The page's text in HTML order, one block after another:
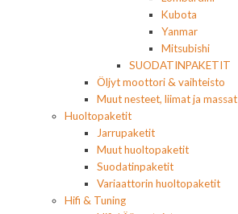
Kubota
Yanmar
Mitsubishi
SUODATINPAKETIT
Öljyt moottori & vaihteisto
Muut nesteet, liimat ja massat
Huoltopaketit
Jarrupaketit
Muut huoltopaketit
Suodatinpaketit
Variaattorin huoltopaketit
Hifi & Tuning